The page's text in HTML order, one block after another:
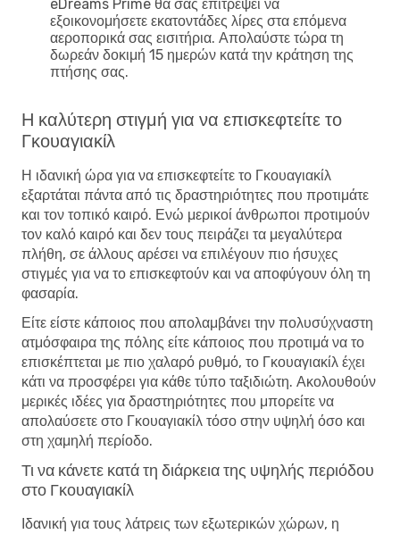
eDreams Prime θα σας επιτρέψει να
εξοικονομήσετε εκατοντάδες λίρες στα επόμενα
αεροπορικά σας εισιτήρια. Απολαύστε τώρα τη
δωρεάν δοκιμή 15 ημερών κατά την κράτηση της
πτήσης σας.
Η καλύτερη στιγμή για να επισκεφτείτε το
Γκουαγιακίλ
Η ιδανική ώρα για να επισκεφτείτε το Γκουαγιακίλ
εξαρτάται πάντα από τις δραστηριότητες που προτιμάτε
και τον τοπικό καιρό. Ενώ μερικοί άνθρωποι προτιμούν
τον καλό καιρό και δεν τους πειράζει τα μεγαλύτερα
πλήθη, σε άλλους αρέσει να επιλέγουν πιο ήσυχες
στιγμές για να το επισκεφτούν και να αποφύγουν όλη τη
φασαρία.
Είτε είστε κάποιος που απολαμβάνει την πολυσύχναστη
ατμόσφαιρα της πόλης είτε κάποιος που προτιμά να το
επισκέπτεται με πιο χαλαρό ρυθμό, το Γκουαγιακίλ έχει
κάτι να προσφέρει για κάθε τύπο ταξιδιώτη. Ακολουθούν
μερικές ιδέες για δραστηριότητες που μπορείτε να
απολαύσετε στο Γκουαγιακίλ τόσο στην υψηλή όσο και
στη χαμηλή περίοδο.
Τι να κάνετε κατά τη διάρκεια της υψηλής περιόδου
στο Γκουαγιακίλ
Ιδανική για τους λάτρεις των εξωτερικών χώρων, η